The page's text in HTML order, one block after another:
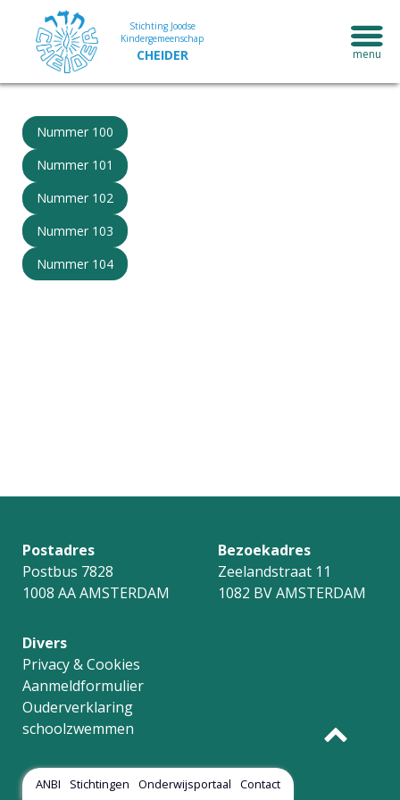
Stichting Joodse
Kindergemeenschap
CHEIDER
Nummer 100
Nummer 101
Nummer 102
Nummer 103
Nummer 104
Postadres
Postbus 7828
1008 AA AMSTERDAM
Bezoekadres
Zeelandstraat 11
1082 BV AMSTERDAM
Divers
Privacy & Cookies
Aanmeldformulier
Ouderverklaring
schoolzwemmen
ANBI Stichtingen Onderwijsportaal Contact